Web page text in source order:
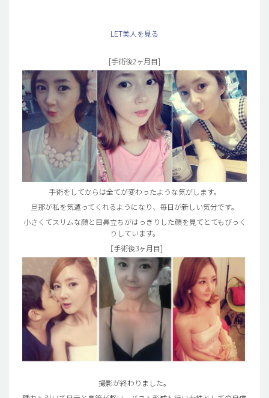
LET美人を見る
[手術後2ヶ月目]
手術をしてからは全てが変わったような気がします。
旦那が私を気遣ってくれるようになり、毎日が新しい気分です。
小さくてスリムな顔と目鼻立ちがはっきりした顔を見てとてもびっく
りしています。
［手術後3ヶ月目]
撮影が終わりました。